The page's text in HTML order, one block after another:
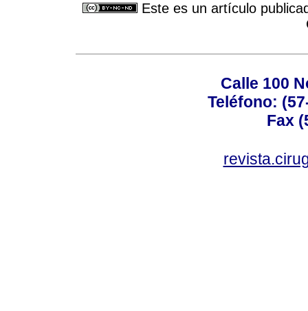
Este es un artículo
Calle 100
Teléfono:
Fax